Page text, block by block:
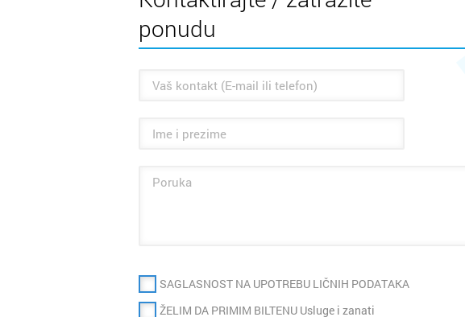
ponudu
SAGLASNOST NA UPOTREBU LIČNIH PODATAKA
ŽELIM DA PRIMIM BILTENU Usluge i zanati